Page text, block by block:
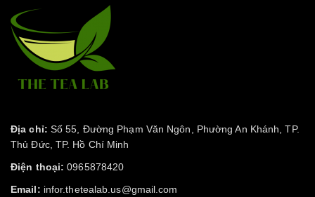
Địa chỉ: Số 55, Đường Phạm Văn Ngôn, Phường An Khánh, TP.
Thủ Đức, TP. Hồ Chí Minh
Điện thoại: 0965878420
Email: infor.thetealab.us@gmail.com